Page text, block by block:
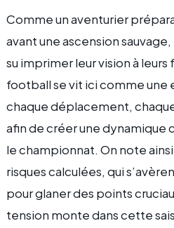
Comme un aventurier
avant une ascension
su imprimer leur vision à leurs
football se vit ici comme une
chaque déplacement,
afin de créer une dynamique
le championnat. On note
risques calculées, qui
pour glaner des points
tension monte dans cette